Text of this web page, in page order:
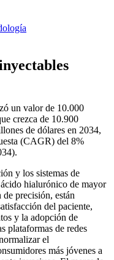
un valor de 10.000
crezca de 10.900
de dólares en 2034,
(CAGR) del 8%
y los sistemas de
hialurónico de mayor
precisión, están
del paciente,
y la adopción de
plataformas de redes
el
más jóvenes a